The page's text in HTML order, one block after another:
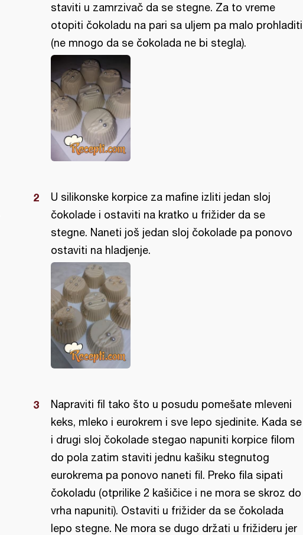
staviti u zamrzivač da se stegne. Za to vreme
otopiti čokoladu na pari sa uljem pa malo prohladiti
(ne mnogo da se čokolada ne bi stegla).
U silikonske korpice za mafine izliti jedan sloj
čokolade i ostaviti na kratko u frižider da se
stegne. Naneti još jedan sloj čokolade pa ponovo
ostaviti na hladjenje.
Napraviti fil tako što u posudu pomešate mleveni
keks, mleko i eurokrem i sve lepo sjedinite. Kada se
i drugi sloj čokolade stegao napuniti korpice filom
do pola zatim staviti jednu kašiku stegnutog
eurokrema pa ponovo naneti fil. Preko fila sipati
čokoladu (otprilike 2 kašičice i ne mora se skroz do
vrha napuniti). Ostaviti u frižider da se čokolada
lepo stegne. Ne mora se dugo držati u frižideru jer